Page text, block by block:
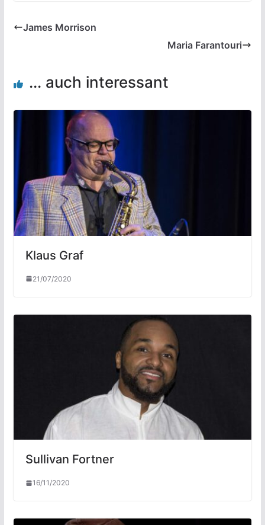
James Morrison
Maria Farantouri
... auch interessant
Klaus Graf
21/07/2020
Sullivan Fortner
16/11/2020